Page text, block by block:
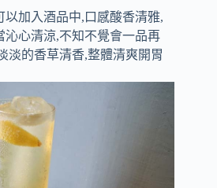
以加入酒品中,口感酸香清雅,
沁心清涼,不知不覺會一品再
淡的香草清香,整體清爽開胃